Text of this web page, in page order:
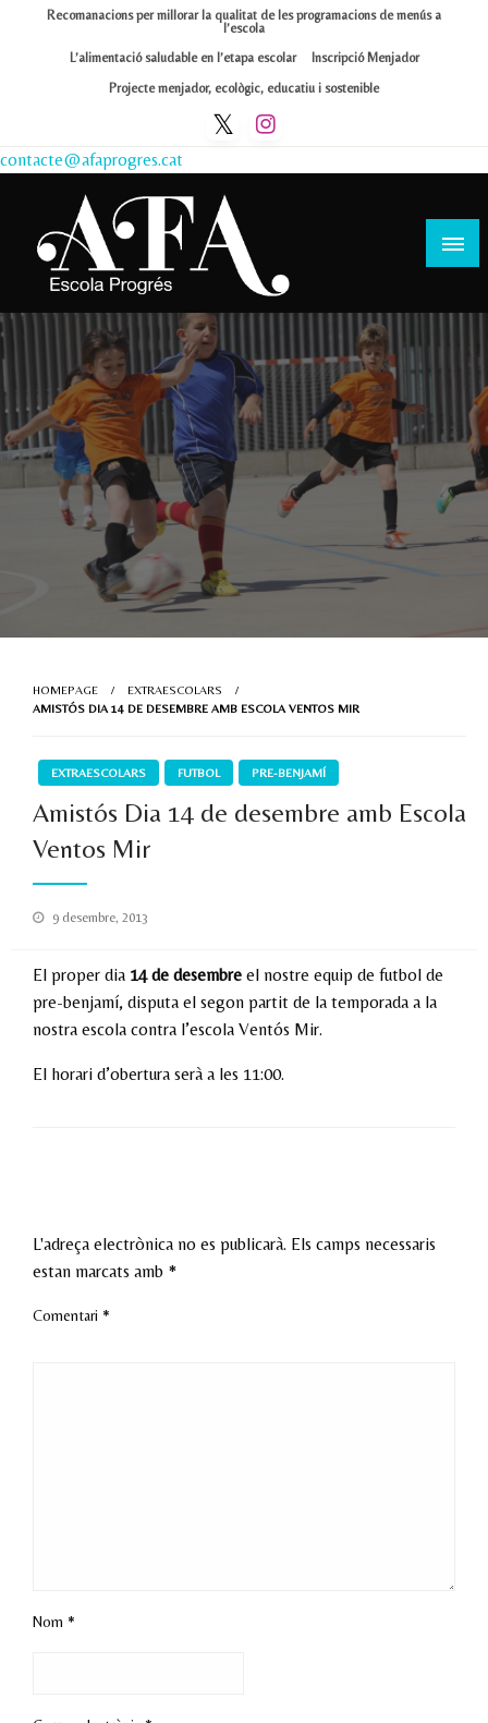
Recomanacions per millorar la qualitat de les programacions de menús a
l’escola
L’alimentació saludable en l’etapa escolar
Inscripció Menjador
Projecte menjador, ecològic, educatiu i sostenible
contacte@afaprogres.cat
Afa Progrés
HOMEPAGE
EXTRAESCOLARS
AMISTÓS DIA 14 DE DESEMBRE AMB ESCOLA VENTOS MIR
EXTRAESCOLARS FUTBOL PRE-BENJAMÍ
Amistós Dia 14 de desembre amb Escola
Ventos Mir
Posted
9 desembre, 2013
El proper dia 14 de desembre el nostre equip de futbol de
pre-benjamí, disputa el segon partit de la temporada a la
nostra escola contra l’escola Ventós Mir.
El horari d’obertura serà a les 11:00.
L'adreça electrònica no es publicarà. Els camps necessaris
estan marcats amb *
Comentari *
Nom *